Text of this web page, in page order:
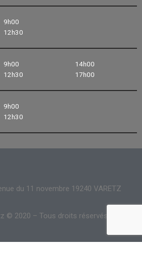
9h00
12h30
9h00
12h30
14h00
17h00
9h00
12h30
du 11 novembre 19240 VARETZ
© 2020 – Tous droits réservés